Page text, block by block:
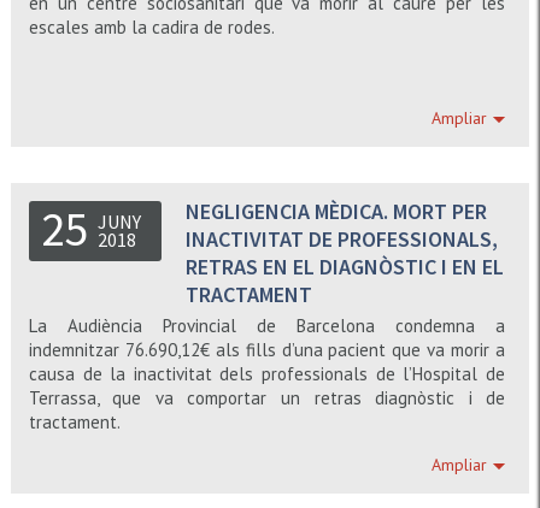
escales amb la cadira de rodes.
Ampliar
25 JUNY
2018
NEGLIGENCIA MÈDICA. MORT PER
INACTIVITAT DE PROFESSIONALS,
RETRAS EN EL DIAGNÒSTIC I EN EL
TRACTAMENT
La Audiència Provincial de Barcelona condemna a
indemnitzar 76.690,12€ als fills d’una pacient que va morir a
causa de la inactivitat dels professionals de l’Hospital de
Terrassa, que va comportar un retras diagnòstic i de
tractament.
Ampliar